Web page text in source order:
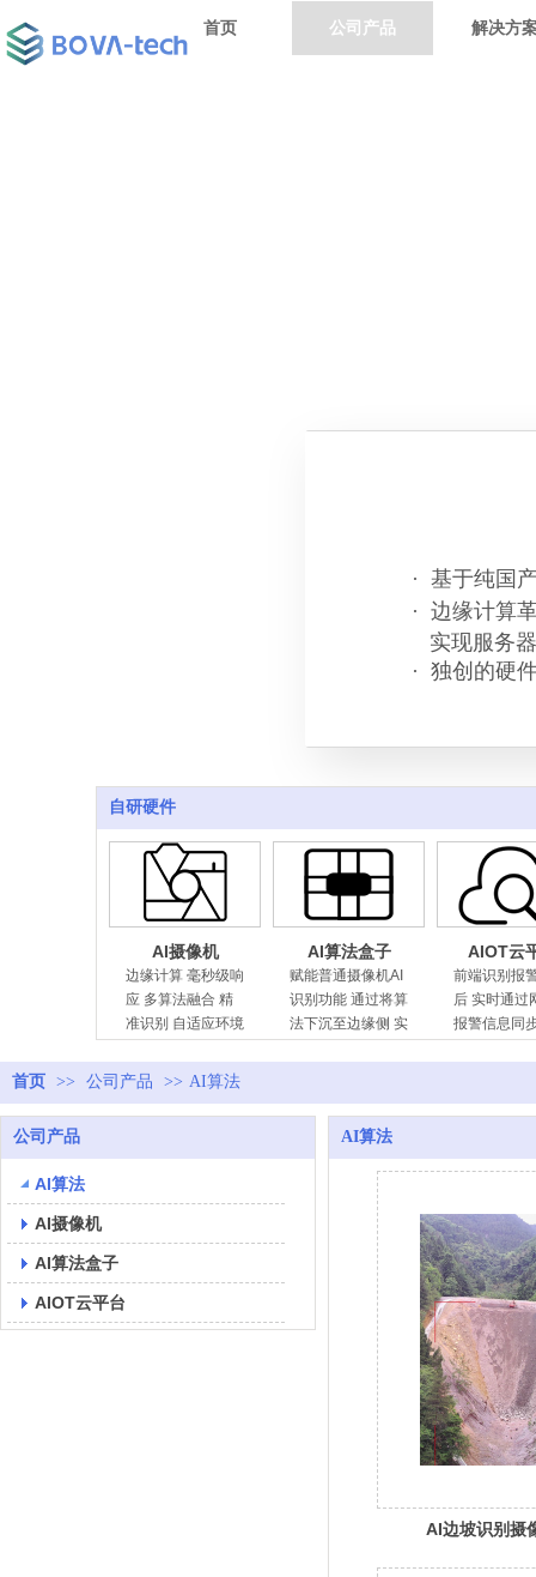
首页 公司产品 解决方
自研硬件
AI摄像机
边缘计算 毫秒级响
应 多算法融合 精
准识别 自适应环境
AI算法盒子
赋能普通摄像机AI
识别功能 通过将算
法下沉至边缘侧 实
AIOT云
前端识别报
后 实时通过
报警信息同
· 基于纯国
· 边缘计算
实现服务
· 独创的硬
首页 >> 公司产品 >> AI算法
公司产品
AI算法
AI摄像机
AI算法盒子
AIOT云平台
AI算法
AI边坡识别摄